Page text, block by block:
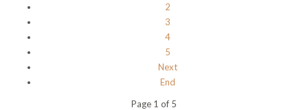
2
3
4
5
Next
End
Page 1 of 5